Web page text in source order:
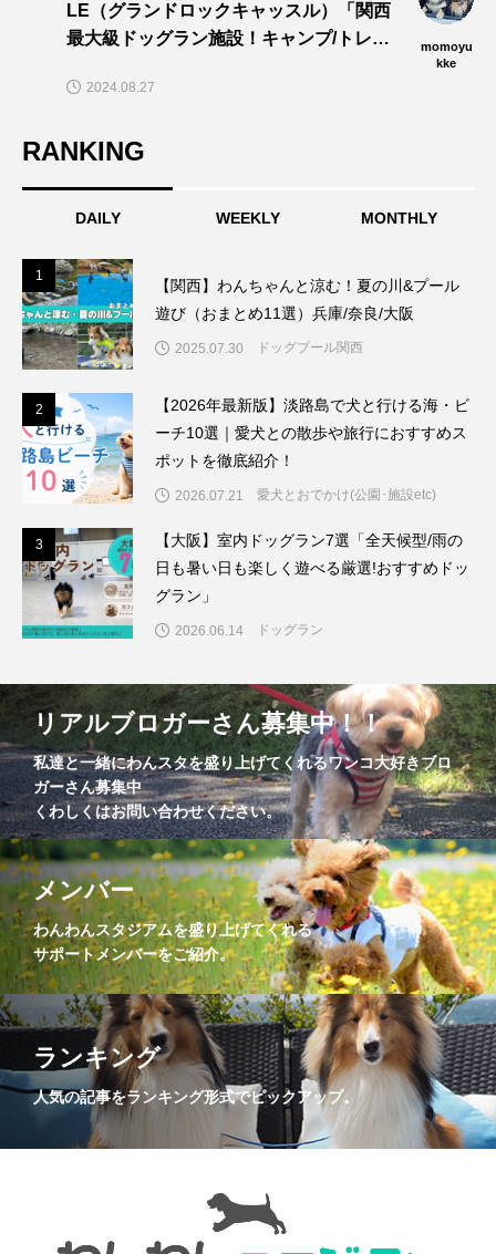
LE（グランドロックキャッスル）「関西
最大級ドッグラン施設！キャンプ/トレイ
う〜🎵」
momoyu
kke
2024.08.27
RANKING
DAILY WEEKLY MONTHLY
1
【関西】わんちゃんと涼む！夏の川&プール
遊び（おまとめ11選）兵庫/奈良/大阪
2025.07.30 ドッグプール関西
2
【2026年最新版】淡路島で犬と行ける海・ビ
ーチ10選｜愛犬との散歩や旅行におすすめス
ポットを徹底紹介！
2026.07.21 愛犬とおでかけ(公園･施設etc)
3
【大阪】室内ドッグラン7選「全天候型/雨の
日も暑い日も楽しく遊べる厳選!おすすめドッ
グラン」
2026.06.14 ドッグラン
リアルブロガーさん募集中！！
私達と一緒にわんスタを盛り上げてくれるワンコ大好きブロ
ガーさん募集中
くわしくはお問い合わせください。
メンバー
わんわんスタジアムを盛り上げてくれる
サポートメンバーをご紹介。
ランキング
人気の記事をランキング形式でピックアップ。